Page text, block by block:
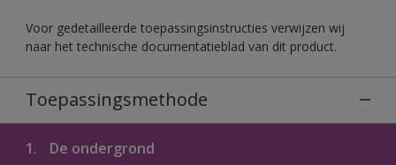
Voor gedetailleerde toepassingsinstructies verwijzen wij
naar het technische documentatieblad van dit product.
Toepassingsmethode
1. De ondergrond